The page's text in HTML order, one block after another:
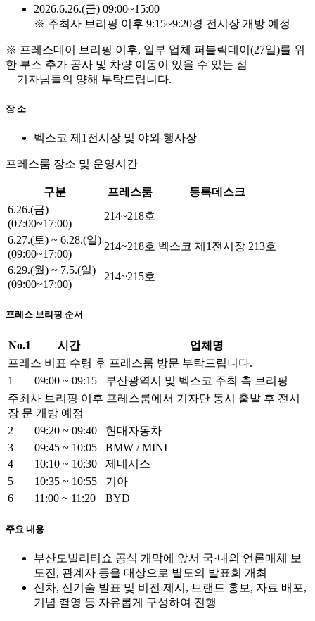
2026.6.26.(금) 09:00~15:00
※ 주최사 브리핑 이후 9:15~9:20경 전시장 개방 예정
※ 프레스데이 브리핑 이후, 일부 업체 퍼블릭데이(27일)를 위
한 부스 추가 공사 및 차량 이동이 있을 수 있는 점
기자님들의 양해 부탁드립니다.
장 소
벡스코 제1전시장 및 야외 행사장
프레스룸 장소 및 운영시간
구분 프레스룸
등록데스크
6.26.(금)
(07:00~17:00)
214~218호
벡스코 제1전시장 213호
6.27.(토) ~ 6.28.(일)
(09:00~17:00)
214~218호
6.29.(월) ~ 7.5.(일)
(09:00~17:00)
214~215호
프레스 브리핑 순서
No.1 시간
업체명
프레스 비표 수령 후 프레스룸 방문 부탁드립니다.
1
09:00 ~ 09:15
부산광역시 및 벡스코 주최 측 브리핑
주최사 브리핑 이후 프레스룸에서 기자단 동시 출발 후 전시
장 문 개방 예정
2
09:20 ~ 09:40
현대자동차
3
09:45 ~ 10:05
BMW / MINI
4
10:10 ~ 10:30
제네시스
5
10:35 ~ 10:55
기아
6
11:00 ~ 11:20 BYD
주요 내용
부산모빌리티쇼 공식 개막에 앞서 국·내외 언론매체 보
도진, 관계자 등을 대상으로 별도의 발표회 개최
신차, 신기술 발표 및 비전 제시, 브랜드 홍보, 자료 배포,
기념 촬영 등 자유롭게 구성하여 진행